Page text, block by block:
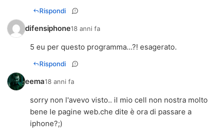
Rispondi
difensiphone18 anni fa
5 eu per questo programma...?! esagerato.
Rispondi
eema18 anni fa
sorry non l'avevo visto.. il mio cell non nostra molto
bene le pagine web.che dite è ora di passare a
iphone?;)